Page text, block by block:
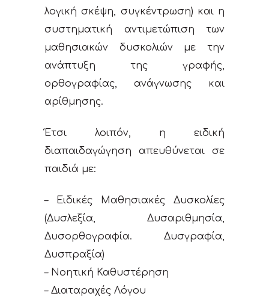
λογική σκέψη, συγκέντρωση) και η
συστηματική αντιμετώπιση των
μαθησιακών δυσκολιών με την
ανάπτυξη της γραφής,
ορθογραφίας, ανάγνωσης και
αρίθμησης.
Έτσι λοιπόν, η ειδική
διαπαιδαγώγηση απευθύνεται σε
παιδιά με:
– Ειδικές Μαθησιακές Δυσκολίες
(Δυσλεξία, Δυσαριθμησία,
Δυσορθογραφία. Δυσγραφία,
Δυσπραξία)
– Νοητική Καθυστέρηση
– Διαταραχές Λόγου